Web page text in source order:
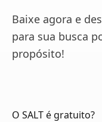
Baixe agora e
para sua busca
propósito!
O SALT é gratuito?